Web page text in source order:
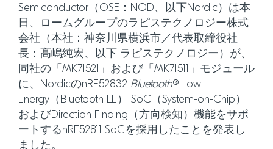
Semiconductor（OSE：NOD、以下Nordic）は本
日、ロームグループのラピステクノロジー株式
会社（本社：神奈川県横浜市／代表取締役社
長：髙嶋純宏、以下 ラピステクノロジー）が、
同社の「MK71521」および「MK71511」モジュール
に、NordicのnRF52832 Bluetooth® Low
Energy（Bluetooth LE） SoC（System-on-Chip）
およびDirection Finding（方向検知）機能をサポ
ートするnRF52811 SoCを採用したことを発表し
ました。